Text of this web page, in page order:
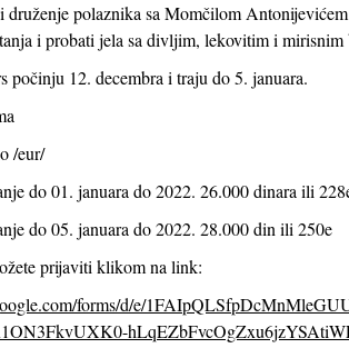
druženje polaznika sa Momčilom
i probati jela sa divljim, lekovitim i
počinju 12. decembra i traju do 5. januara.
/eur/
do 01. januara do 2022. 26.000 dinara ili
do 05. januara do 2022. 28.000 din ili 250e
prijaviti klikom na link:
forms/d/e/